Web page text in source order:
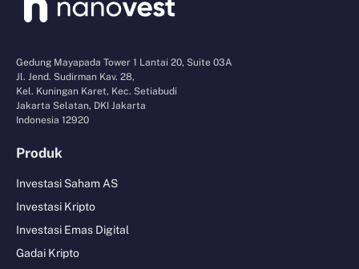
Gedung Mayapada Tower 1 Lantai 20, Suite 03A
Jl. Jend. Sudirman Kav. 28,
Kel. Kuningan Karet, Kec. Setiabudi
Jakarta Selatan, DKI Jakarta
Indonesia 12920
Produk
Investasi Saham AS
Investasi Kripto
Investasi Emas Digital
Gadai Kripto